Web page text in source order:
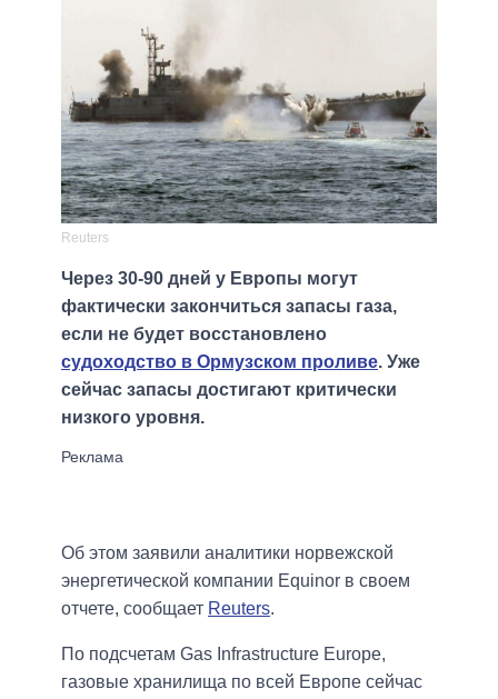
Reuters
Через 30-90 дней у Европы могут
фактически закончиться запасы газа,
если не будет восстановлено
судоходство в Ормузском проливе. Уже
сейчас запасы достигают критически
низкого уровня.
Об этом заявили аналитики норвежской
энергетической компании Equinor в своем
отчете, сообщает Reuters.
По подсчетам Gas Infrastructure Europe,
газовые хранилища по всей Европе сейчас